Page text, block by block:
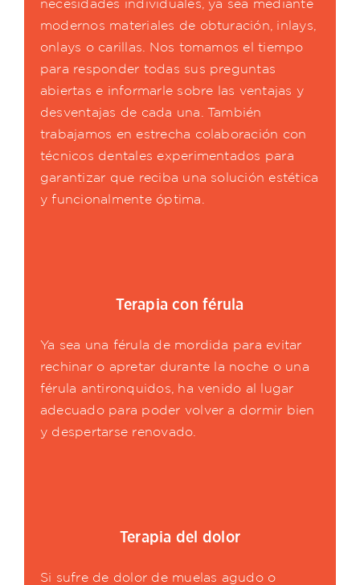
necesidades individuales, ya sea mediante
modernos materiales de obturación, inlays,
onlays o carillas. Nos tomamos el tiempo
para responder todas sus preguntas
abiertas e informarle sobre las ventajas y
desventajas de cada una. También
trabajamos en estrecha colaboración con
técnicos dentales experimentados para
garantizar que reciba una solución estética
y funcionalmente óptima.
Terapia con férula
Ya sea una férula de mordida para evitar
rechinar o apretar durante la noche o una
férula antironquidos, ha venido al lugar
adecuado para poder volver a dormir bien
y despertarse renovado.
Terapia del dolor
Si sufre de dolor de muelas agudo o